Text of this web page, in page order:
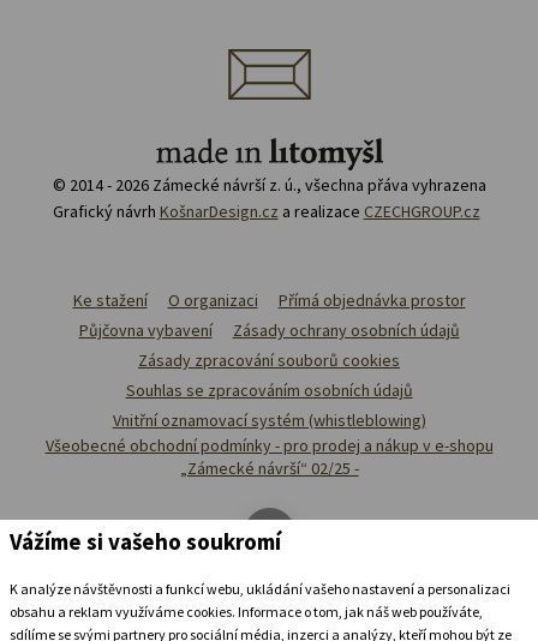
© 2014 - 2026 Zámecké návrší z. ú., všechna přáva vyhrazena
Grafický návrh KošnarDesign.cz a realizace CZECHGROUP.cz
Ke stažení O organizaci
Přímá objednávka prostor
Půjčovna vybavení
Zásady ochrany osobních údajů
Zásady zpracování souborů cookies
Souhlas se zpracováním osobních údajů
Vnitřní oznamovací systém (whistleblowing)
Všeobecné obchodní podmínky - pro prodej a nákup v e-shopu
„Zámecké návrší“ 02/25 -
Vážíme si vašeho soukromí
K analýze návštěvnosti a funkcí webu, ukládání vašeho nastavení a personalizaci
obsahu a reklam využíváme cookies. Informace o tom, jak náš web používáte,
sdílíme se svými partnery pro sociální média, inzerci a analýzy, kteří mohou být ze